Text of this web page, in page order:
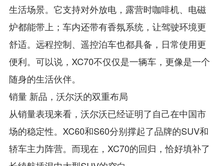
生活场景。它支持对外放电，露营时咖啡机、电磁
炉都能带上；车内还带有香氛系统，让驾驶环境更
舒适。远程控制、遥控泊车也都具备，日常使用更
便利。可以说，XC70不仅仅是一辆车，更像是一个
随身的生活伙伴。
销量 新品，沃尔沃的双重布局
从销量表现来看，沃尔沃已经证明了自己在中国市
场的稳定性。XC60和S60分别撑起了品牌的SUV和
轿车主力阵营。而现在，XC70的回归，恰好填补了